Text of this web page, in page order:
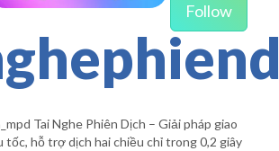
Follow
Tai Nghe Phiên Dịch – Giải pháp giao
tốc, hỗ trợ dịch hai chiều chỉ trong 0,2 giây